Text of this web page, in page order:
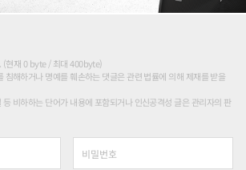
(현재 0 byte / 최대 400byte)
침해하거나 명예를 훼손하는 댓글은 관련 법률에 의해 제재를 받을
비하하는 단어가 내용에 포함되거나 인신공격성 글은 관리자의 판